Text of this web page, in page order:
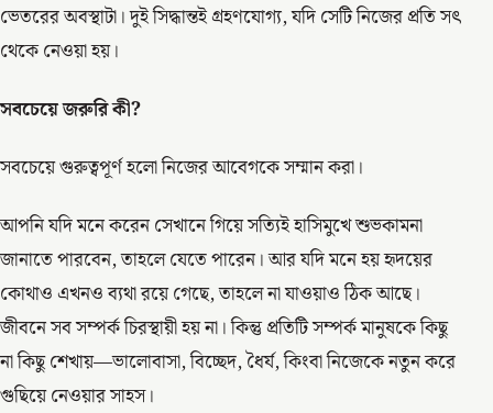
ভেতরের অবস্থাটা। দুই সিদ্ধান্তই গ্রহণযোগ্য, যদি সেটি নিজের প্রতি সৎ
থেকে নেওয়া হয়।
সবচেয়ে জরুরি কী?
সবচেয়ে গুরুত্বপূর্ণ হলো নিজের আবেগকে সম্মান করা।
আপনি যদি মনে করেন সেখানে গিয়ে সত্যিই হাসিমুখে শুভকামনা
জানাতে পারবেন, তাহলে যেতে পারেন। আর যদি মনে হয় হৃদয়ের
কোথাও এখনও ব্যথা রয়ে গেছে, তাহলে না যাওয়াও ঠিক আছে।
জীবনে সব সম্পর্ক চিরস্থায়ী হয় না। কিন্তু প্রতিটি সম্পর্ক মানুষকে কিছু
না কিছু শেখায়—ভালোবাসা, বিচ্ছেদ, ধৈর্য, কিংবা নিজেকে নতুন করে
গুছিয়ে নেওয়ার সাহস।